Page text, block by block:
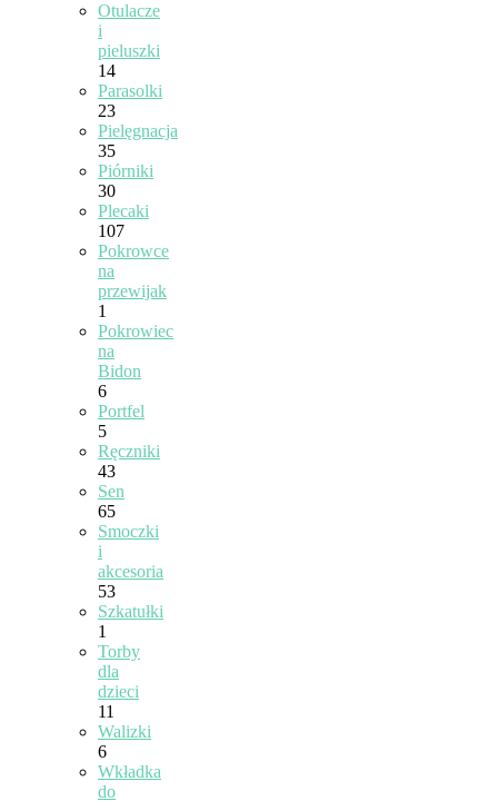
Otulacze
i
pieluszki
14
Parasolki
23
Pielęgnacja
35
Piórniki
30
Plecaki
107
Pokrowce
na
przewijak
1
Pokrowiec
na
Bidon
6
Portfel
5
Ręczniki
43
Sen
65
Smoczki
i
akcesoria
53
Szkatułki
1
Torby
dla
dzieci
11
Walizki
6
Wkładka
do